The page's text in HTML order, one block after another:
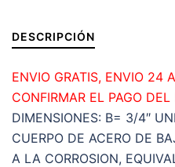
3/4-
16
IZQUIERDA
cantidad
DESCRIPCIÓN
ENVIO GRATIS, ENVIO 24
CONFIRMAR EL PAGO DEL
DIMENSIONES: B= 3/4″
CUERPO DE ACERO DE
A LA CORROSION,